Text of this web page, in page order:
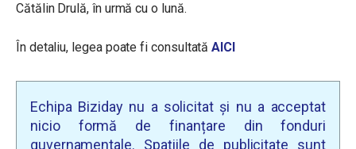
Cătălin Drulă, în urmă cu o lună.
În detaliu, legea poate fi consultatăAICI
Echipa Biziday nu a solicitat și nu a acceptat
nicio formă de finanțare din fonduri
guvernamentale. Spațiile de publicitate sunt